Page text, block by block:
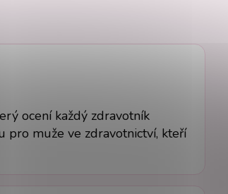
ocení každý zdravotník
pro muže ve zdravotnictví, kteří